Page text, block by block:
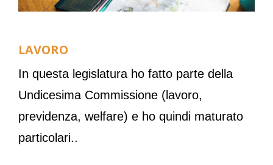
LAVORO
In questa legislatura ho fatto parte della
Undicesima Commissione (lavoro,
previdenza, welfare) e ho quindi maturato
particolari..